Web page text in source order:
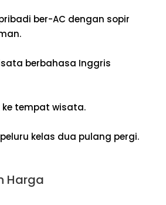
ber-AC dengan sopir
berbahasa Inggris
ke tempat wisata.
kelas dua pulang pergi.
Harga